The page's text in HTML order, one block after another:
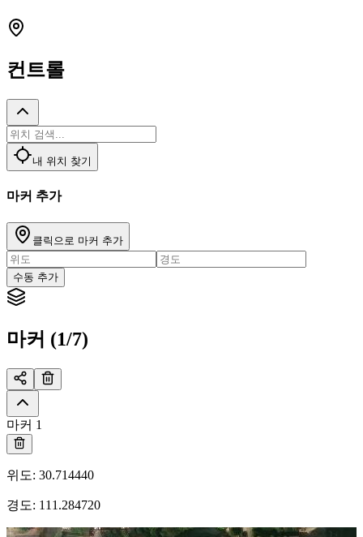
컨트롤
내 위치 찾기
마커 추가
클릭으로 마커 추가
수동 추가
마커 (1/7)
마커 1
위도: 30.714440
경도: 111.284720